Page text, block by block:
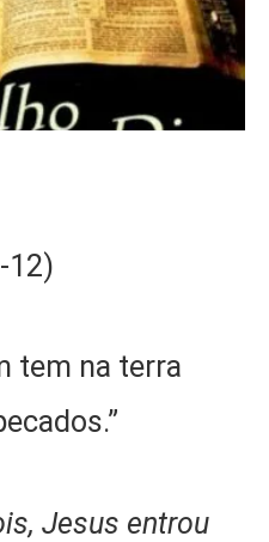
12)
tem na terra
Jesus entrou